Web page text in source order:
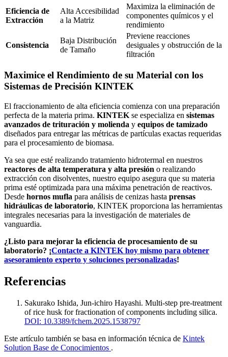
Eficiencia de
Extracción
Alta Accesibilidad
a la Matriz
Maximiza la eliminación de
componentes químicos y el
rendimiento
Consistencia
Baja Distribución
de Tamaño
Previene reacciones
desiguales y obstrucción de la
filtración
Maximice el Rendimiento de su Material con los
Sistemas de Precisión KINTEK
El fraccionamiento de alta eficiencia comienza con una preparación
perfecta de la materia prima. KINTEK se especializa en sistemas
avanzados de trituración y molienda y equipos de tamizado
diseñados para entregar las métricas de partículas exactas requeridas
para el procesamiento de biomasa.
Ya sea que esté realizando tratamiento hidrotermal en nuestros
reactores de alta temperatura y alta presión o realizando
extracción con disolventes, nuestro equipo asegura que su materia
prima esté optimizada para una máxima penetración de reactivos.
Desde hornos mufla para análisis de cenizas hasta prensas
hidráulicas de laboratorio, KINTEK proporciona las herramientas
integrales necesarias para la investigación de materiales de
vanguardia.
¿Listo para mejorar la eficiencia de procesamiento de su
laboratorio? ¡Contacte a KINTEK hoy mismo para obtener
asesoramiento experto y soluciones personalizadas!
Referencias
Sakurako Ishida, Jun‐ichiro Hayashi. Multi-step pre-treatment
of rice husk for fractionation of components including silica.
DOI: 10.3389/fchem.2025.1538797
Este artículo también se basa en información técnica de Kintek
Solution Base de Conocimientos .